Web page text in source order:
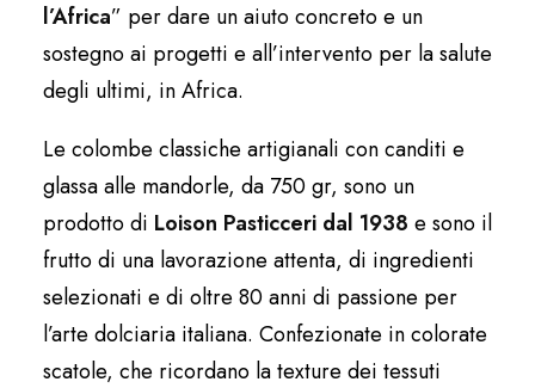
l’Africa” per dare un aiuto concreto e un
sostegno ai progetti e all’intervento per la salute
degli ultimi, in Africa.
Le colombe classiche artigianali con canditi e
glassa alle mandorle, da 750 gr, sono un
prodotto di Loison Pasticceri dal 1938 e sono il
frutto di una lavorazione attenta, di ingredienti
selezionati e di oltre 80 anni di passione per
l’arte dolciaria italiana. Confezionate in colorate
scatole, che ricordano la texture dei tessuti